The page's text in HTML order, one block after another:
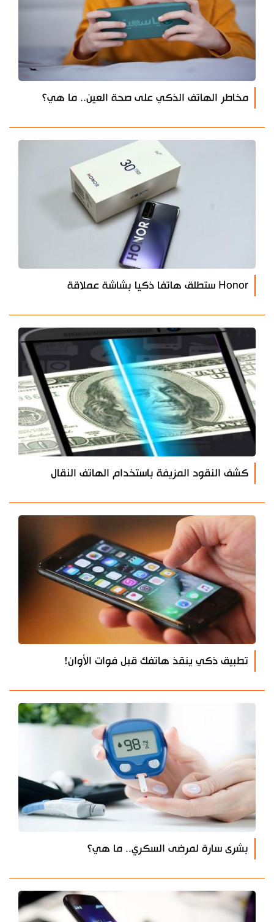
مخاطر الهاتف الذكي على صحة العين.. ما هي؟
Honor ستطلق هاتفا ذكيا بشاشة عملاقة
كشف النقود المزيفة باستخدام الهاتف النقال
تطبيق ذكي ينقذ هاتفك قبل فوات الأوان!
بشرى سارة لمرضى السكري.. ما هي؟